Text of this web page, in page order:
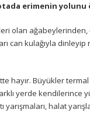
erimenin yolunu
olan
can kulağıyla
hayır. Büyükler
yerde kendilerince
yarışmaları, halat